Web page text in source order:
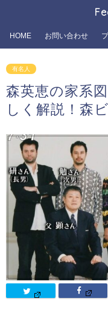
HOME お問い合わせ
有名人
森英恵の家系
しく解説！森